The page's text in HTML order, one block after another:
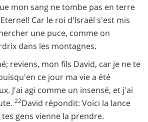
mon sang ne tombe pas en terre
Car le roi d'Israël s'est mis
une puce, comme on
dans les montagnes.
reviens, mon fils David, car je ne te
ce jour ma vie a été
J'ai agi comme un insensé, et j'ai
22David répondit: Voici la lance
gens vienne la prendre.